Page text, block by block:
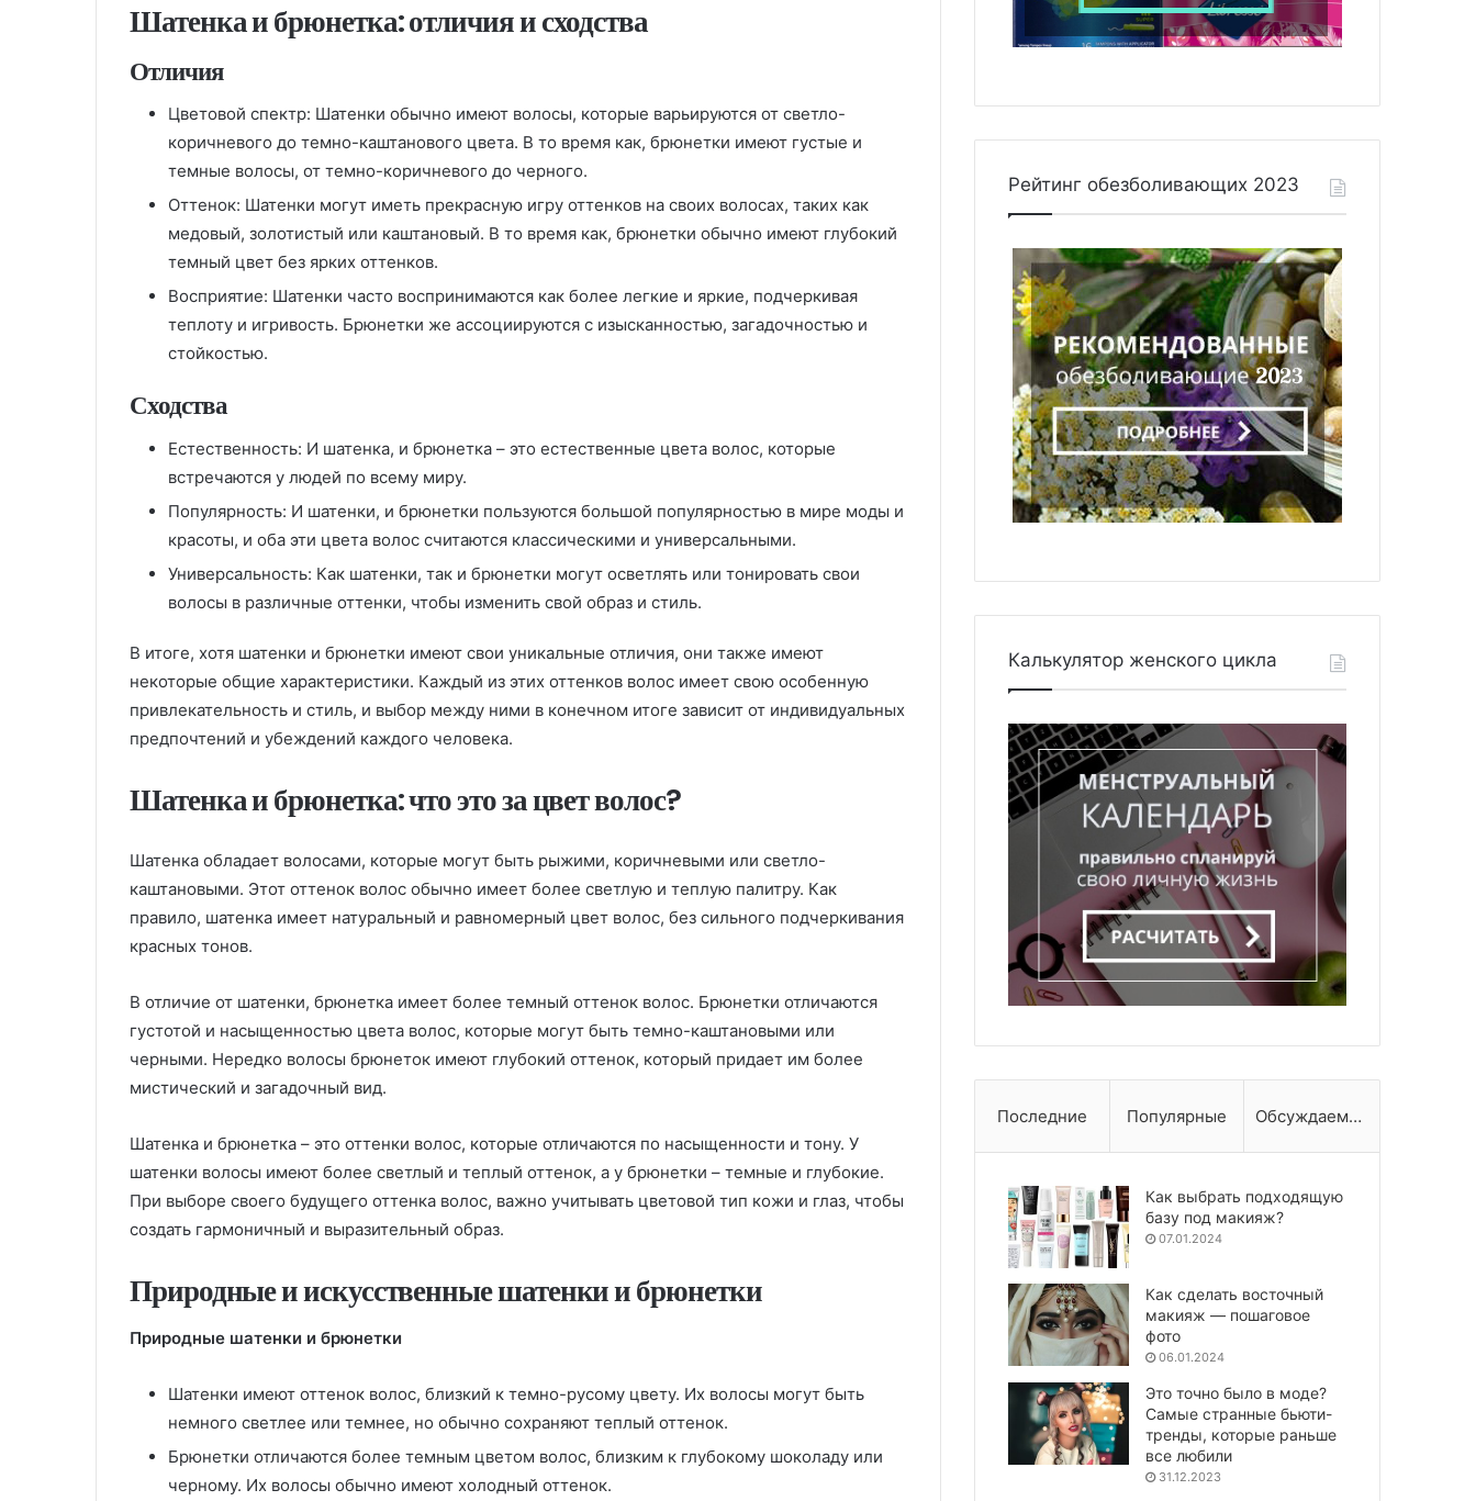
Шатенка и брюнетка: отличия и сходства
Отличия
Цветовой спектр: Шатенки обычно имеют волосы, которые варьируются от светло-
коричневого до темно-каштанового цвета. В то время как, брюнетки имеют густые и
темные волосы, от темно-коричневого до черного.
Оттенок: Шатенки могут иметь прекрасную игру оттенков на своих волосах, таких как
медовый, золотистый или каштановый. В то время как, брюнетки обычно имеют глубокий
темный цвет без ярких оттенков.
Восприятие: Шатенки часто воспринимаются как более легкие и яркие, подчеркивая
теплоту и игривость. Брюнетки же ассоциируются с изысканностью, загадочностью и
стойкостью.
Сходства
Естественность: И шатенка, и брюнетка – это естественные цвета волос, которые
встречаются у людей по всему миру.
Популярность: И шатенки, и брюнетки пользуются большой популярностью в мире моды и
красоты, и оба эти цвета волос считаются классическими и универсальными.
Универсальность: Как шатенки, так и брюнетки могут осветлять или тонировать свои
волосы в различные оттенки, чтобы изменить свой образ и стиль.
В итоге, хотя шатенки и брюнетки имеют свои уникальные отличия, они также имеют
некоторые общие характеристики. Каждый из этих оттенков волос имеет свою особенную
привлекательность и стиль, и выбор между ними в конечном итоге зависит от индивидуальных
предпочтений и убеждений каждого человека.
Шатенка и брюнетка: что это за цвет волос?
Шатенка обладает волосами, которые могут быть рыжими, коричневыми или светло-
каштановыми. Этот оттенок волос обычно имеет более светлую и теплую палитру. Как
правило, шатенка имеет натуральный и равномерный цвет волос, без сильного подчеркивания
красных тонов.
В отличие от шатенки, брюнетка имеет более темный оттенок волос. Брюнетки отличаются
густотой и насыщенностью цвета волос, которые могут быть темно-каштановыми или
черными. Нередко волосы брюнеток имеют глубокий оттенок, который придает им более
мистический и загадочный вид.
Шатенка и брюнетка – это оттенки волос, которые отличаются по насыщенности и тону. У
шатенки волосы имеют более светлый и теплый оттенок, а у брюнетки – темные и глубокие.
При выборе своего будущего оттенка волос, важно учитывать цветовой тип кожи и глаз, чтобы
создать гармоничный и выразительный образ.
Природные и искусственные шатенки и брюнетки
Природные шатенки и брюнетки
Шатенки имеют оттенок волос, близкий к темно-русому цвету. Их волосы могут быть
немного светлее или темнее, но обычно сохраняют теплый оттенок.
Брюнетки отличаются более темным цветом волос, близким к глубокому шоколаду или
черному. Их волосы обычно имеют холодный оттенок.
Рейтинг обезболивающих 2023
Калькулятор женского цикла
Последние Популярные Обсуждаемые
Как выбрать подходящую
базу под макияж?
07.01.2024
Как сделать восточный
макияж — пошаговое
фото
06.01.2024
Это точно было в моде?
Самые странные бьюти-
тренды, которые раньше
все любили
31.12.2023